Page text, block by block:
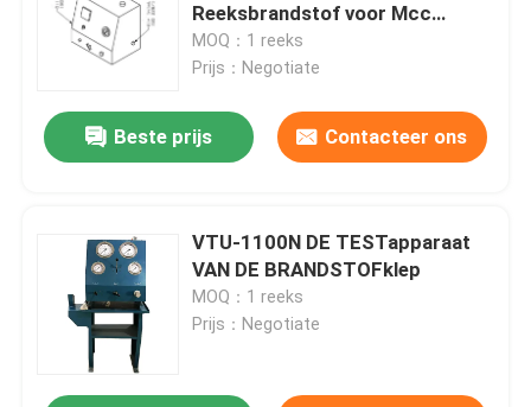
Reeksbrandstof voor Mcc
Dieselmotor van Meb Mec Mk
MOQ：1 reeks
Prijs：Negotiate
Beste prijs Contacteer ons
VTU-1100N DE TESTapparaat
VAN DE BRANDSTOFklep
MOQ：1 reeks
Prijs：Negotiate